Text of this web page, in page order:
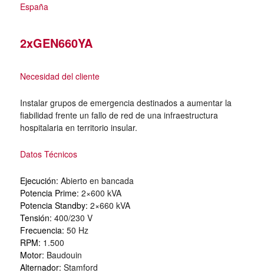
España
2xGEN660YA
Necesidad del cliente
Instalar grupos de emergencia destinados a aumentar la
fiabilidad frente un fallo de red de una infraestructura
hospitalaria en territorio insular.
Datos Técnicos
Ejecución: Abierto en bancada
Potencia Prime: 2×600 kVA
Potencia Standby: 2×660 kVA
Tensión: 400/230 V
Frecuencia: 50 Hz
RPM: 1.500
Motor: Baudouin
Alternador: Stamford